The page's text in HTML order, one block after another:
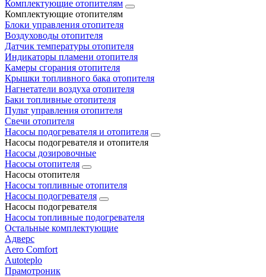
Комплектующие отопителям
Комплектующие отопителям
Блоки управления отопителя
Воздуховоды отопителя
Датчик температуры отопителя
Индикаторы пламени отопителя
Камеры сгорания отопителя
Крышки топливного бака отопителя
Нагнетатели воздуха отопителя
Баки топливные отопителя
Пульт управления отопителя
Свечи отопителя
Насосы подогревателя и отопителя
Насосы подогревателя и отопителя
Насосы дозировочные
Насосы отопителя
Насосы отопителя
Насосы топливные отопителя
Насосы подогревателя
Насосы подогревателя
Насосы топливные подогревателя
Остальные комплектующие
Адверс
Aero Comfort
Autoteplo
Прамотроник